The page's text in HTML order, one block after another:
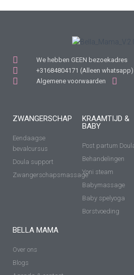
We hebben GEEN bezoekadres
+31684804171 (Alleen whatsapp)
Algemene voorwaarden
ZWANGERSCHAP
Eendaagse
bevalcursus
Doula support
Zwangerschapsmassage
KRAAMTIJD &
BABY
Post partum
Behandelingen
Yoni steam
Babymassage
Baby spelyoga
Borstvoeding
BELLA MAMA
Over ons
Blogs